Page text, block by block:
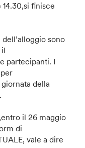
finisce
sono
partecipanti. I
della
,entro il 26 maggio
di
vale a dire